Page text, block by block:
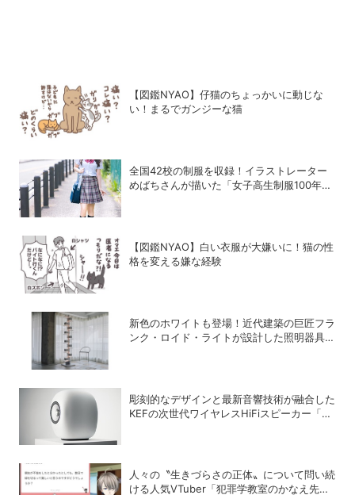
【図鑑NYAO】仔猫のちょっかいに動じな
い！まるでガンジーな猫
全国42校の制服を収録！イラストレーター
めばちさんが描いた「女子高生制服100年図
【図鑑NYAO】白い衣服が大嫌いに！猫の性
格を変える嫌な経験
新色のホワイトも登場！近代建築の巨匠フラ
ンク・ロイド・ライトが設計した照明器具の
彫刻的なデザインと最新音響技術が融合した
KEFの次世代ワイヤレスHiFiスピーカー「LS
人々の〝生きづらさの正体〟について問い続
ける人気VTuber「犯罪学教室のかなえ先